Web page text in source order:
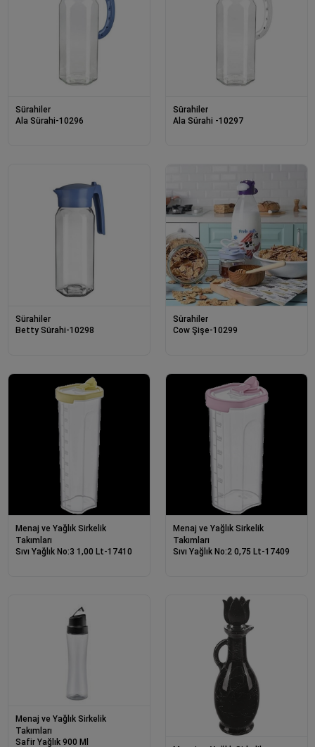
Sürahiler
Ala Sürahi-10296
Sürahiler
Ala Sürahi -10297
Sürahiler
Betty Sürahi-10298
Sürahiler
Cow Şişe-10299
Menaj ve Yağlık Sirkelik
Takımları
Sıvı Yağlık No:3 1,00 Lt-17410
Menaj ve Yağlık Sirkelik
Takımları
Sıvı Yağlık No:2 0,75 Lt-17409
Menaj ve Yağlık Sirkelik
Takımları
Safir Yağlık 900 Ml